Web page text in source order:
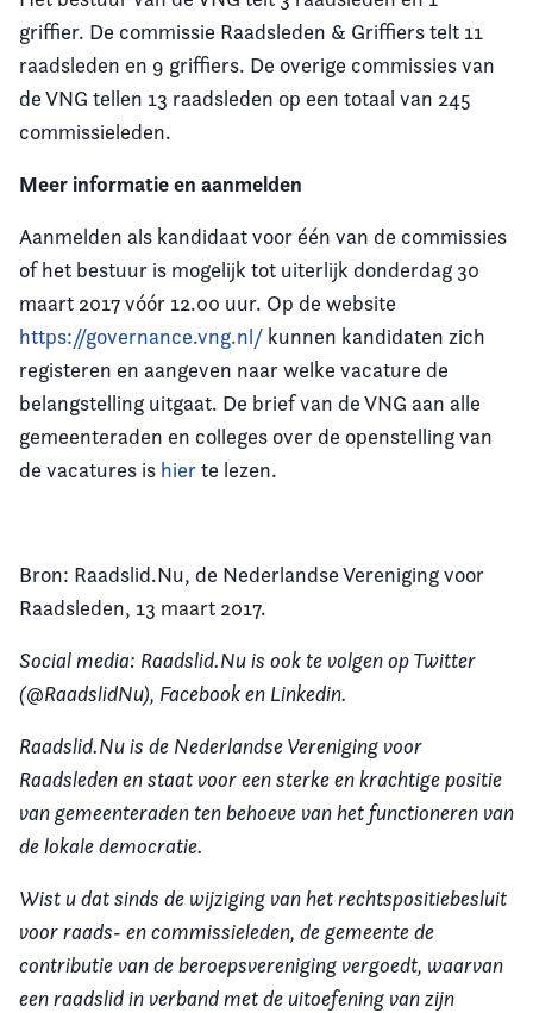
griffier. De commissie Raadsleden & Griffiers telt 11
raadsleden en 9 griffiers. De overige commissies van
de VNG tellen 13 raadsleden op een totaal van 245
commissieleden.
Meer informatie en aanmelden
Aanmelden als kandidaat voor één van de commissies
of het bestuur is mogelijk tot uiterlijk donderdag 30
maart 2017 vóór 12.00 uur. Op de website
https://governance.vng.nl/ kunnen kandidaten zich
registeren en aangeven naar welke vacature de
belangstelling uitgaat. De brief van de VNG aan alle
gemeenteraden en colleges over de openstelling van
de vacatures is hierte lezen.
Bron: Raadslid.Nu, de Nederlandse Vereniging voor
Raadsleden, 13 maart 2017.
Social media: Raadslid.Nu is ook te volgen op Twitter
(@RaadslidNu), Facebook en Linkedin.
Raadslid.Nu is de Nederlandse Vereniging voor
Raadsleden en staat voor een sterke en krachtige positie
van gemeenteraden ten behoeve van het functioneren van
de lokale democratie.
Wist u dat sinds de wijziging van het rechtspositiebesluit
voor raads- en commissieleden, de gemeente de
contributie van de beroepsvereniging vergoedt, waarvan
een raadslid in verband met de uitoefening van zijn